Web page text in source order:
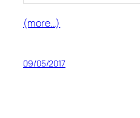
(more…)
09/05/2017